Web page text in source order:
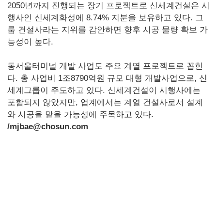
2050년까지 진행되는 장기 프로젝트로 신세계건설은 시
행사인 신세계화성에 8.74% 지분을 보유하고 있다. 그
룹 건설사라는 지위를 감안하면 향후 시공 물량 확보 가
능성이 높다.
동서울터미널 개발 사업도 주요 계열 프로젝트로 꼽힌
다. 총 사업비 1조8790억원 규모 대형 개발사업으로, 신
세계그룹이 주도하고 있다. 신세계건설이 시행사에는
포함되지 않았지만, 업계에서는 계열 건설사로서 설계
와 시공을 맡을 가능성에 주목하고 있다.
/mjbae@chosun.com